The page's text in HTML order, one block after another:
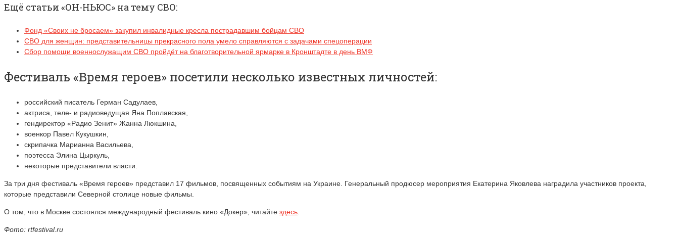
Ещё статьи «ОН-НЬЮС» на тему СВО:
Фонд «Своих не бросаем» закупил инвалидные кресла пострадавшим бойцам СВО
СВО для женщин: представительницы прекрасного пола умело справляются с задачами спецоперации
Сбор помощи военнослужащим СВО пройдёт на благотворительной ярмарке в Кронштадте в день ВМФ
Фестиваль «Время героев» посетили несколько известных личностей:
российский писатель Герман Садулаев,
актриса, теле- и радиоведущая Яна Поплавская,
гендиректор «Радио Зенит» Жанна Люкшина,
военкор Павел Кукушкин,
скрипачка Марианна Васильева,
поэтесса Элина Цыркуль,
некоторые представители власти.
За три дня фестиваль «Время героев» представил 17 фильмов, посвященных событиям на Украине. Генеральный продюсер мероприятия Екатерина Яковлева наградила участников проекта,
которые представили Северной столице новые фильмы.
О том, что в Москве состоялся международный фестиваль кино «Докер», читайте здесь
Фото: rtfestival.ru